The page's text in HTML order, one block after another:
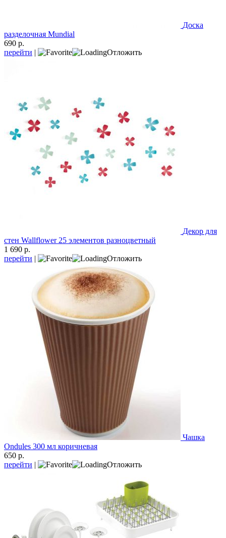
Доска
разделочная Mundial
690 р.
перейти | Отложить
Декор для
стен Wallflower 25 элементов разноцветный
1 690 р.
перейти | Отложить
Чашка
Ondules 300 мл коричневая
650 р.
перейти | Отложить